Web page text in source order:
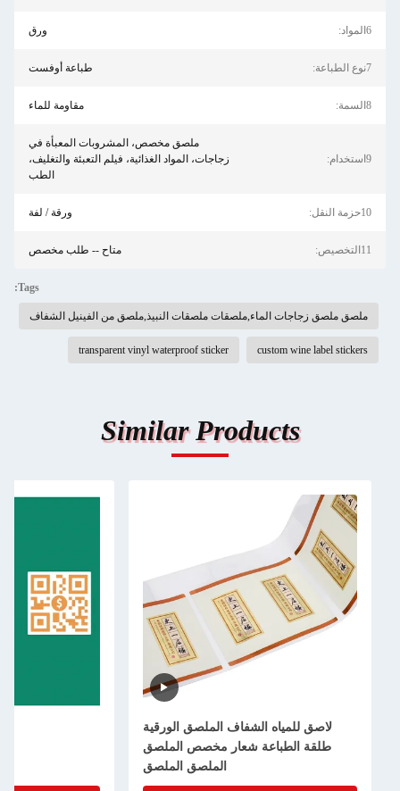
6المواد: ورق
7نوع الطباعة: طباعة أوفست
8السمة: مقاومة للماء
9استخدام:
ملصق مخصص، المشروبات المعبأة في
زجاجات، المواد الغذائية، فيلم التعبئة والتغليف،
الطب
10حزمة النقل: ورقة / لفة
11التخصيص: متاح -- طلب مخصص
Tags:
ملصق ملصق زجاجات الماء,ملصقات ملصقات النبيذ,ملصق من الفينيل الشفاف
custom wine label stickers
transparent vinyl waterproof sticker
Similar Products
لاصق للمياه الشفاف الملصق الورقية
طلقة الطباعة شعار مخصص الملصق
الملصق الملصق